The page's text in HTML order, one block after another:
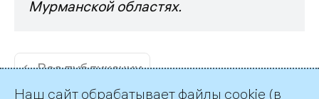
Мурманской областях.
← Все публикации
Наш сайт обрабатывает файлы cookie (в